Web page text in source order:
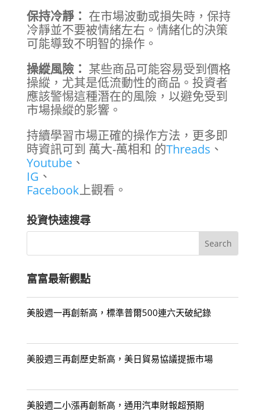
保持冷靜： 在市場波動或損失時，保持
冷靜並不要被情緒左右。情緒化的決策
可能導致不明智的操作。
操縱風險： 某些商品可能容易受到價格
操縱，尤其是低流動性的商品。投資者
應該警惕這種潛在的風險，以避免受到
市場操縱的影響。
持續學習市場正確的操作方法，更多即
時資訊可到 萬大-萬相和 的Threads 、
Youtube、
IG 、
Facebook上觀看。
投資快速搜尋
富富最新觀點
美股週一再創新高，標準普爾500連六天破紀錄
美股週三再創歷史新高，美日貿易協議提振市場
美股週二小漲再創新高，通用汽車財報超預期